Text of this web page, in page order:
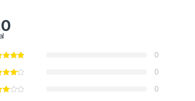
0
0
0